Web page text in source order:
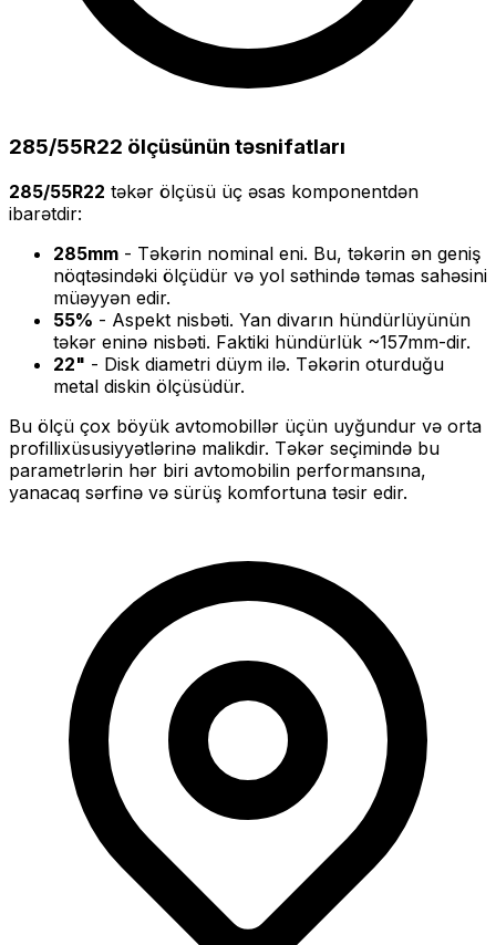
285/55R22 ölçüsünün təsnifatları
285/55R22 təkər ölçüsü üç əsas komponentdən
ibarətdir:
285mm - Təkərin nominal eni. Bu, təkərin ən geniş
nöqtəsindəki ölçüdür və yol səthində təmas sahəsini
müəyyən edir.
55% - Aspekt nisbəti. Yan divarın hündürlüyünün
təkər eninə nisbəti. Faktiki hündürlük ~157mm-dir.
22" - Disk diametri düym ilə. Təkərin oturduğu
metal diskin ölçüsüdür.
Bu ölçü çox böyük avtomobillər üçün uyğundur və orta
profillixüsusiyyətlərinə malikdir. Təkər seçimində bu
parametrlərin hər biri avtomobilin performansına,
yanacaq sərfinə və sürüş komfortuna təsir edir.